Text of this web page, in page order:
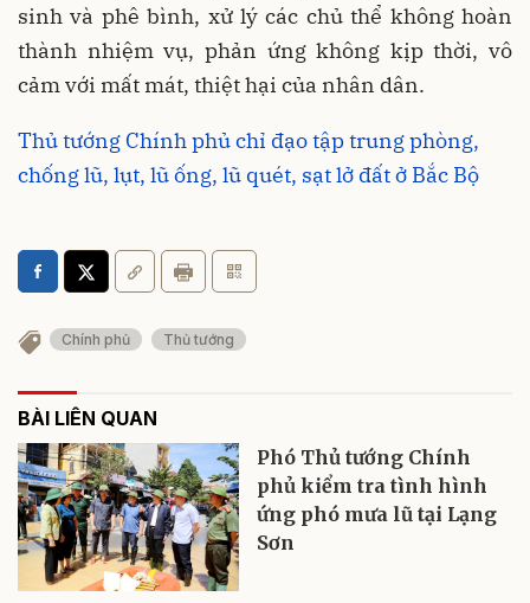
sinh và phê bình, xử lý các chủ thể không hoàn
thành nhiệm vụ, phản ứng không kịp thời, vô
cảm với mất mát, thiệt hại của nhân dân.
Thủ tướng Chính phủ chỉ đạo tập trung phòng,
chống lũ, lụt, lũ ống, lũ quét, sạt lở đất ở Bắc Bộ
Chính phủ Thủ tướng
BÀI LIÊN QUAN
Phó Thủ tướng Chính
phủ kiểm tra tình hình
ứng phó mưa lũ tại Lạng
Sơn